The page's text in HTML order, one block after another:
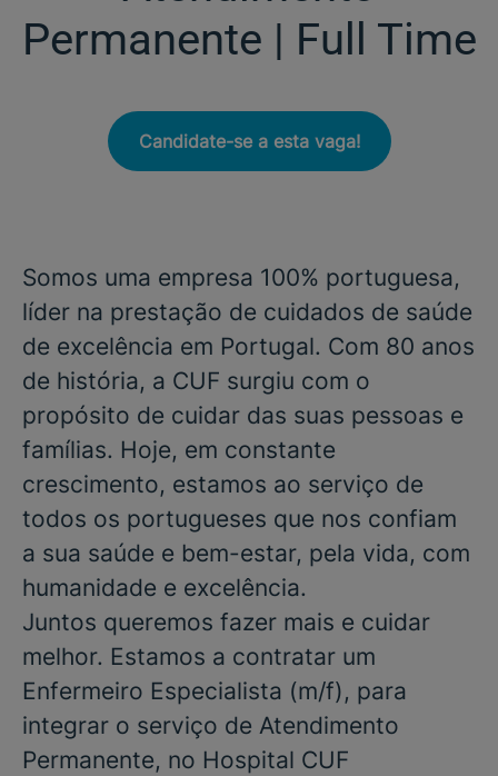
Permanente | Full Time
Candidate-se a esta vaga!
Somos uma empresa 100% portuguesa,
líder na prestação de cuidados de saúde
de excelência em Portugal. Com 80 anos
de história, a CUF surgiu com o
propósito de cuidar das suas pessoas e
famílias. Hoje, em constante
crescimento, estamos ao serviço de
todos os portugueses que nos confiam
a sua saúde e bem-estar, pela vida, com
humanidade e excelência.
Juntos queremos fazer mais e cuidar
melhor. Estamos a contratar um
Enfermeiro Especialista (m/f), para
integrar o serviço de Atendimento
Permanente, no Hospital CUF